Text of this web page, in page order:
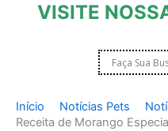
VISITE
Início Notícias Pets
Receita de Morango